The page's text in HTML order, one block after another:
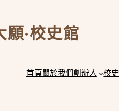
願·校史館
首頁關於我們創辦人 校史